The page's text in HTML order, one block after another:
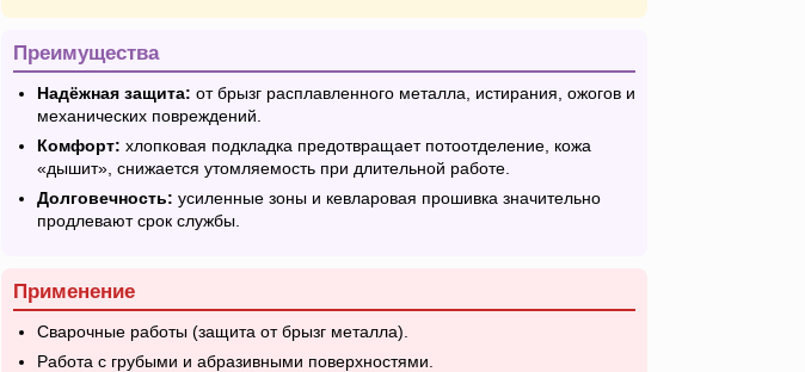
Преимущества
Надёжная защита: от брызг расплавленного металла, истирания, ожогов и
механических повреждений.
Комфорт: хлопковая подкладка предотвращает потоотделение, кожа
«дышит», снижается утомляемость при длительной работе.
Долговечность: усиленные зоны и кевларовая прошивка значительно
продлевают срок службы.
Применение
Сварочные работы (защита от брызг металла).
Работа с грубыми и абразивными поверхностями.